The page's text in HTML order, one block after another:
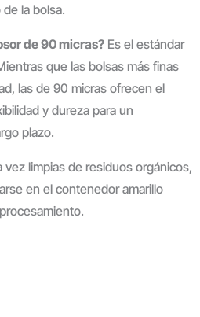
la bolsa.
de 90 micras? Es el estándar
que las bolsas más finas
las de 90 micras ofrecen el
y dureza para un
plazo.
vez limpias de residuos orgánicos,
en el contenedor amarillo